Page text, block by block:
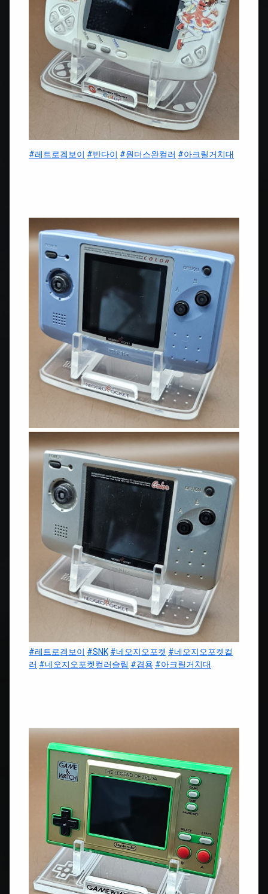
#레트로겜보이 #반다이 #원더스완컬러 #아크릴거치대
#레트로겜보이 #SNK #네오지오포켓 #네오지오포켓컬
러 #네오지오포켓컬러슬림 #겸용 #아크릴거치대